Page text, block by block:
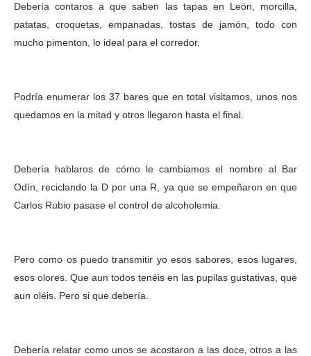
Debería contaros a que saben las tapas en León, morcilla,
patatas, croquetas, empanadas, tostas de jamón, todo con
mucho pimenton, lo ideal para el corredor.
Podría enumerar los 37 bares que en total visitamos, unos nos
quedamos en la mitad y otros llegaron hasta el final.
Debería hablaros de cómo le cambiamos el nombre al Bar
Odín, reciclando la D por una R, ya que se empeñaron en que
Carlos Rubio pasase el control de alcoholemia.
Pero como os puedo transmitir yo esos sabores, esos lugares,
esos olores. Que aun todos tenéis en las pupilas gustativas, que
aun oléis. Pero si que debería.
Debería relatar como unos se acostaron a las doce, otros a las